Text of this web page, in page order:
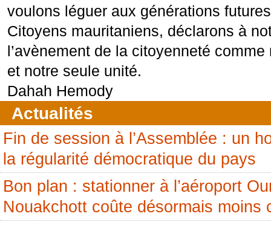
voulons léguer aux générations
Citoyens mauritaniens, déclarons à
l’avènement de la citoyenneté
et notre seule unité.
Dahah Hemody
Actualités
Fin de session à l’Assemblée : un
la régularité démocratique du pays
Bon plan : stationner à l’aéroport
Nouakchott coûte désormais moins